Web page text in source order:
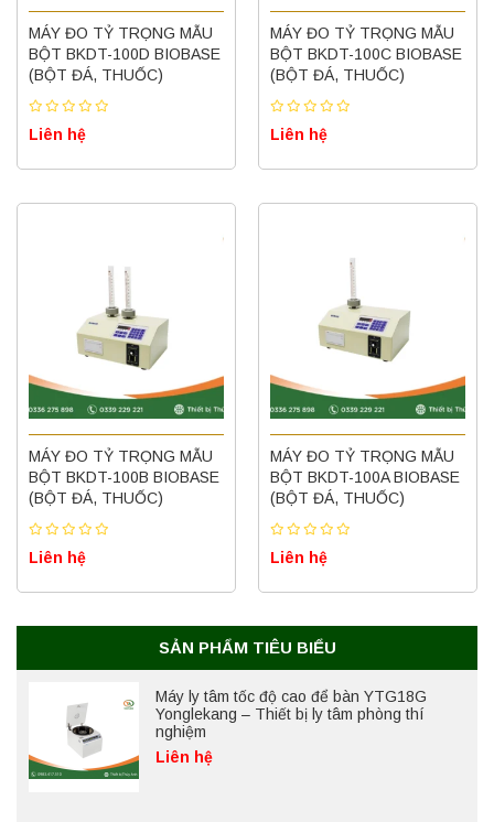
MÁY ĐO TỶ TRỌNG MẪU
BỘT BKDT-100D BIOBASE
(BỘT ĐÁ, THUỐC)
Liên hệ
MÁY ĐO TỶ TRỌNG MẪU
BỘT BKDT-100C BIOBASE
(BỘT ĐÁ, THUỐC)
Liên hệ
MÁY ĐO TỶ TRỌNG MẪU
BỘT BKDT-100B BIOBASE
(BỘT ĐÁ, THUỐC)
Liên hệ
MÁY ĐO TỶ TRỌNG MẪU
BỘT BKDT-100A BIOBASE
(BỘT ĐÁ, THUỐC)
Liên hệ
SẢN PHẨM TIÊU BIỂU
Máy ly tâm tốc độ thấp để bàn YKL02A
Yonglekang – Máy ly tâm phòng thí nghiệm
Liên hệ
Nồi hấp chân không BKQ-B50V BIOBASE
Máy ly tâm tốc độ cao để bàn YTG18G
Yonglekang – Thiết bị ly tâm phòng thí
nghiệm
Liên hệ